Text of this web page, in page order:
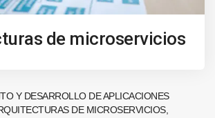
de microservicios
Y DESARROLLO DE APLICACIONES
DE MICROSERVICIOS,